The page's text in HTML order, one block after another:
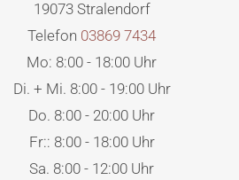
19073 Stralendorf
Telefon 03869 7434
Mo: 8:00 - 18:00 Uhr
Di. + Mi. 8:00 - 19:00 Uhr
Do. 8:00 - 20:00 Uhr
Fr:: 8:00 - 18:00 Uhr
Sa. 8:00 - 12:00 Uhr